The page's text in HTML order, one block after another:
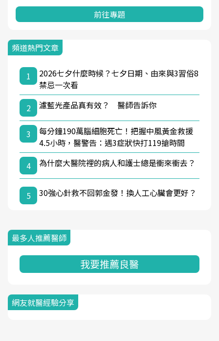
前往專題
頻道熱門文章
1
2026七夕什麼時候？七夕日期、由來與3習俗8
禁忌一次看
2
濾藍光產品真有效？ 醫師告訴你
3
每分鐘190萬腦細胞死亡！把握中風黃金救援
4.5小時，醫警告：遇3症狀快打119搶時間
4
為什麼大醫院裡的病人和護士總是衝來衝去？
5 30強心針救不回郭金發！換人工心臟會更好？
最多人推薦醫師
我要推薦良醫
網友就醫經驗分享